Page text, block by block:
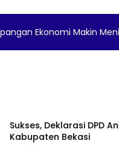
Ekonomi Makin
Sukses, Deklarasi DPD
Kabupaten Bekasi